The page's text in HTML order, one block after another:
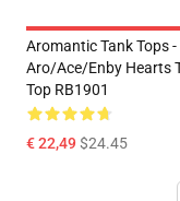
Aromantic Tank Tops -
Aro/ace/enby Hearts
Top RB1901
€ 22,49$24.45